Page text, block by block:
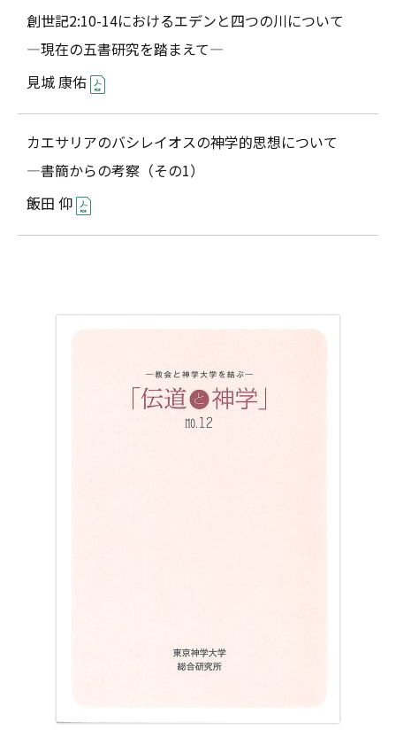
創世記2:10-14におけるエデンと四つの川について
―現在の五書研究を踏まえて―
見城 康佑
カエサリアのバシレイオスの神学的思想について
―書簡からの考察（その1）
飯田 仰